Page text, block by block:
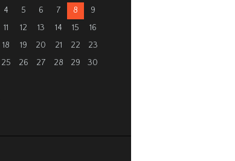
4 5 6 7 8
9
11 12 13 14 15
16
18 19 20 21 22
23
25 26 27 28 29
30